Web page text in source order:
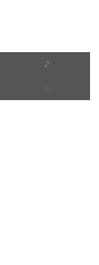
🎵
⭐️